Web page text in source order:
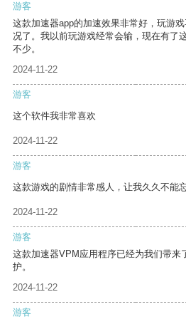
游客
这款加速器app的加速效果非常好，玩游
况了。我以前玩游戏经常会输，现在有了
不少。
2024-11-22
游客
这个软件我非常喜欢
2024-11-22
游客
这款游戏的剧情非常感人，让我久久不能忘
2024-11-22
游客
这款加速器VPM应用程序已经为我们带来
护。
2024-11-22
游客